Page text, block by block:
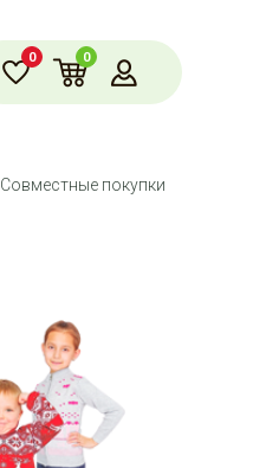
0 0
Совместные покупки